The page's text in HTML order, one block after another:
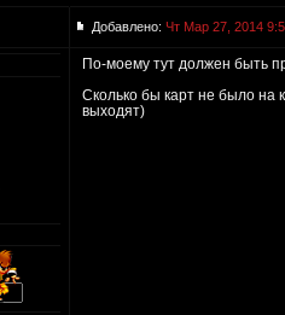
Добавлено: Чт Мар 27, 2014
По-моему тут должен быть
Сколько бы карт не было на
выходят)